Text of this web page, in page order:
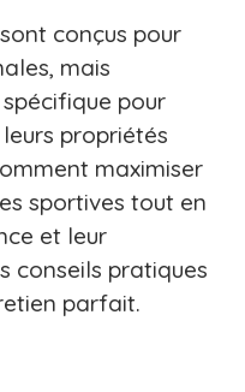
conçus pour
mais
pour
propriétés
maximiser
sportives tout en
et leur
conseils pratiques
parfait.